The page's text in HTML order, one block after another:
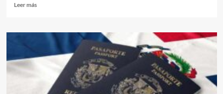
Leer más